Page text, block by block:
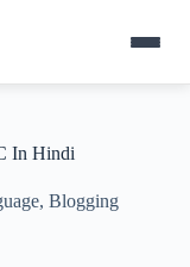
In Hindi
, Blogging